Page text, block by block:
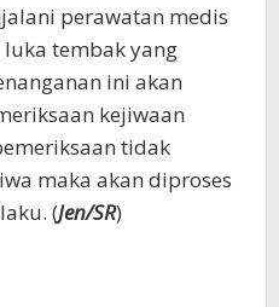
perawatan medis
luka tembak yang
ini akan
kejiwaan
tidak
maka akan diproses
(Jen/SR)